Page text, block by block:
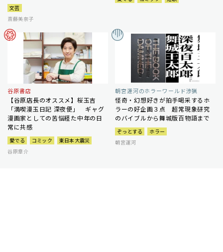
文芸
斎藤美奈子
谷原書店
【谷原店長のオススメ】桜玉吉
「満喫漫玉日記 深夜便」 ギャグ
漫画家としての苦悩経た中年の日
常に共感
愛でる コミック
東日本大震災
谷原章介
朝宮運河のホラーワールド渉猟
怪奇・幻想好きが拍手喝采するホ
ラーの好企画３点 超常現象研究
のバイブルから舞城版百物語まで
ぞっとする
ホラー
朝宮運河